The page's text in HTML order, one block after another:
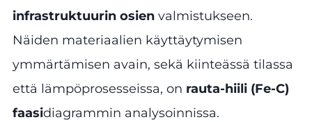
infrastruktuurin osien valmistukseen.
Näiden materiaalien käyttäytymisen
ymmärtämisen avain, sekä kiinteässä tilassa
että lämpöprosesseissa, on rauta-hiili (Fe-C)
faasidiagrammin analysoinnissa.